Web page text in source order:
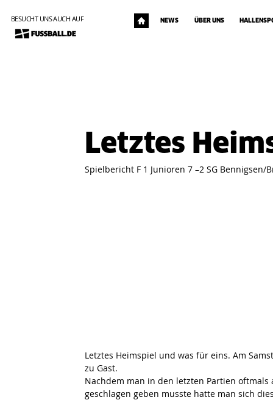
BESUCHT UNS AUCH AUF NEWS ÜBER UNS
Letztes
Spielbericht F 1 Junioren 7 –2 SG Bennigsen/
Letztes Heimspiel und was für eins. Am
zu Gast.
Nachdem man in den letzten Partien
geschlagen geben musste hatte man sich